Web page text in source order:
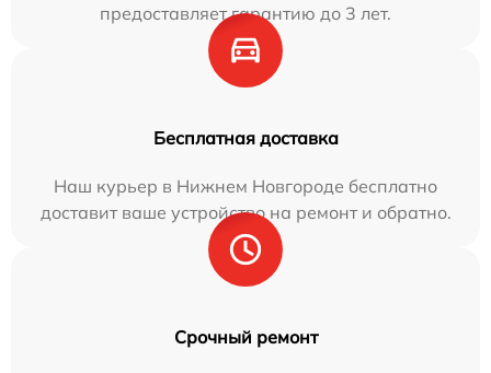
предоставляет гарантию до 3 лет.
Бесплатная доставка
Наш курьер в Нижнем Новгороде бесплатно
доставит ваше устройство на ремонт и обратно.
Срочный ремонт